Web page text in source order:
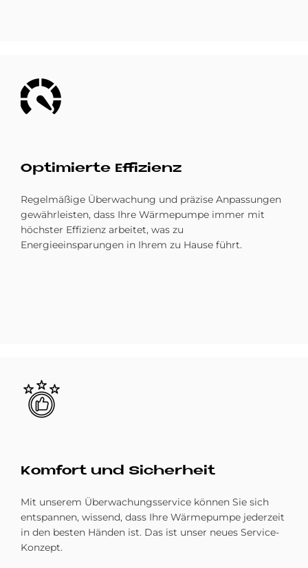
Bild
Optimierte Effizienz
Regelmäßige Überwachung und präzise Anpassungen
gewährleisten, dass Ihre Wärmepumpe immer mit
höchster Effizienz arbeitet, was zu
Energieeinsparungen in Ihrem zu Hause führt.
Bild
Komfort und Sicherheit
Mit unserem Überwachungsservice können Sie sich
entspannen, wissend, dass Ihre Wärmepumpe jederzeit
in den besten Händen ist. Das ist unser neues Service-
Konzept.